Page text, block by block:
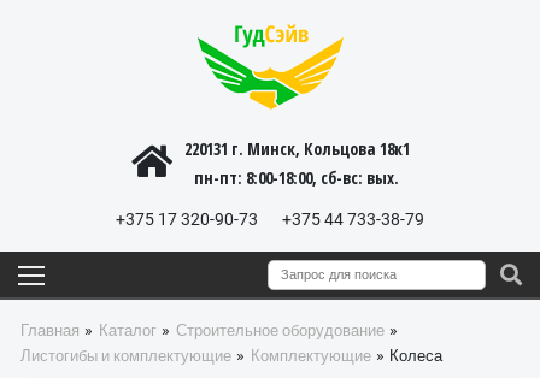
220131 г. Минск, Кольцова 18к1
пн-пт: 8:00-18:00, cб-вс: вых.
+375 44 733-38-79
+375 17 320-90-73
Главная » Каталог » Строительное оборудование »
Листогибы и комплектующие » Комплектующие » Колеса